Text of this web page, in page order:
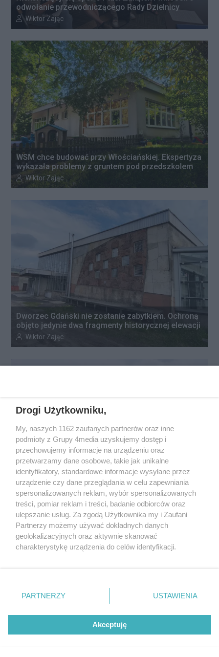
odwołanie przewodniczącego Rady Dzielnicy
Autor artykułu:
Wiktor Zając
WSM chce budować przy Włościańskiej. Ekspertyza
wykazała problemy z gruntem pod przedszkolem
Autor artykułu:
Wiktor Zając
Dworzec Gdański nie zostanie zabytkiem. Ochroną
objęto jedynie dwa fragmenty historycznej elewacji
Autor artykułu:
Wiktor Zając
Remont dachu przedszkola przy Rydygiera będzie
kosztował prawie tyle co jego budowa
Autor artykułu:
Wiktor Zając
"Zjeść ciastko i mieć ciastko". Radni przeciw Lexowi
Drogi Użytkowniku,
My, naszych 1162 zaufanych partnerów oraz inne
podmioty z Grupy 4media uzyskujemy dostęp i
przechowujemy informacje na urządzeniu oraz
przetwarzamy dane osobowe, takie jak unikalne
identyfikatory, standardowe informacje wysyłane przez
urządzenie czy dane przeglądania w celu zapewniania
spersonalizowanych reklam, wybór spersonalizowanych
treści, pomiar reklam i treści, badanie odbiorców oraz
ulepszanie usług. Za zgodą Użytkownika my i Zaufani
Partnerzy możemy używać dokładnych danych
geolokalizacyjnych oraz aktywnie skanować
charakterystykę urządzenia do celów identyfikacji.
zmienić/wycofać klikając przycisk ustawień prywatności
znajdujący się w lewym dolnym rogu strony
. Niektóre
użytkownika, ale masz prawo sprzeciwić się takiemu
przetwarzaniu. Preferencje będą miały zastosowania tylko
PARTNERZY USTAWIENIA
Akceptuję